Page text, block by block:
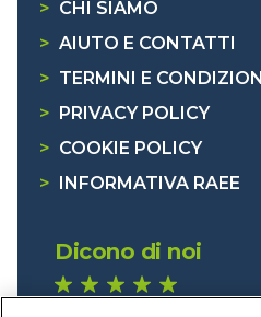
> CHI SIAMO
> AIUTO E CONTATTI
> TERMINI E CONDIZIONI
>
PRIVACY POLICY
> COOKIE POLICY
>
INFORMATIVA RAEE
Dicono di noi